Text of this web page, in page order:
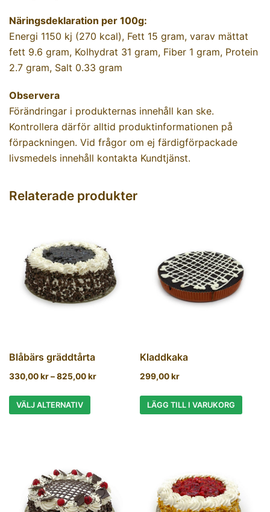
Näringsdeklaration per 100g:
Energi 1150 kj (270 kcal), Fett 15 gram, varav mättat
fett 9.6 gram, Kolhydrat 31 gram, Fiber 1 gram, Protein
2.7 gram, Salt 0.33 gram
Observera
Förändringar i produkternas innehåll kan ske.
Kontrollera därför alltid produktinformationen på
förpackningen. Vid frågor om ej färdigförpackade
livsmedels innehåll kontakta Kundtjänst.
Relaterade produkter
Blåbärs gräddtårta
330,00kr–825,00kr
VÄLJ ALTERNATIV
Kladdkaka
299,00kr
LÄGG TILL I VARUKORG